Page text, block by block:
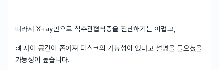
따라서 X-ray만으로 척추관협착증을 진단하기는 어렵고,
뼈 사이 공간이 좁아져 디스크의 가능성이 있다고 설명을 들으셨을
가능성이 높습니다.